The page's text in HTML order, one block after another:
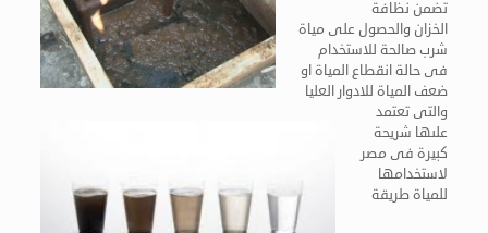
تضمن نظافة
الخزان والحصول على مياة
شرب صالحة للاستخدام
فى حالة انقطاع المياة او
ضعف المياة للادوار العليا
والتى تعتمد
علىها شريحة
كبيرة فى مصر
لاستخدامها
للمياة طريقة